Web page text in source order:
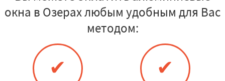
окна в Озерах любым удобным для Вас
методом:
✔ ✔